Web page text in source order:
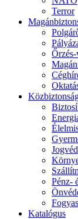
Terror
Pénz-
Katalógus